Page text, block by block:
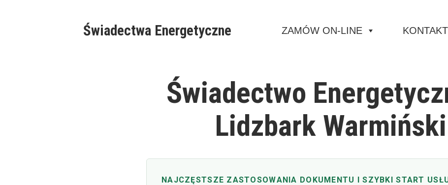
Świadectwa Energetyczne ZAMÓW ON-LINE KONTAKT
Świadectwo
Lidzbark Warmiński
NAJCZĘSTSZE ZASTOSOWANIA DOKUMENTU I SZYBKI START